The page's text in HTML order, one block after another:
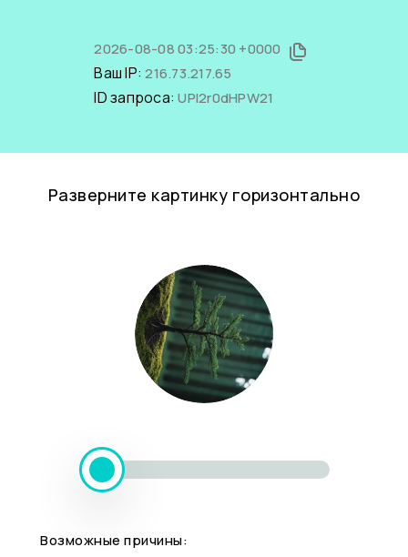
2026-08-08 03:25:30 +0000
Ваш IP:216.73.217.65
ID запроса:UPI2r0dHPW21
Разверните картинку горизонтально
Возможные причины: